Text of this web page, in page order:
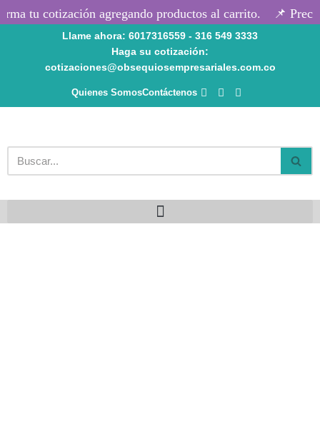
contenido
tu cotización agregando productos al carrito. 📌
Llame ahora: 6017316559 - 316 549 3333
Haga su cotización:
cotizaciones@obsequiosempresariales.com.co
Quienes SomosContáctenos